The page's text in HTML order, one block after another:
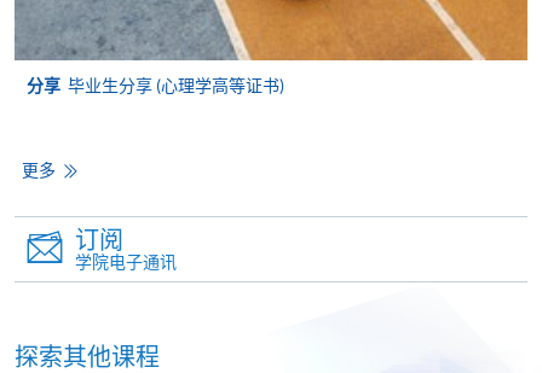
信用卡持有人。详情请向学院报名中心职员查询。
4. 网上缴费服务
网上使用「缴费灵」（不适用於手机）、VISA或
付方式之外，如就读学历颁授课程设有网上服务，学
员亦可以微信支付（Online WeChat Pay）、支付宝
分享 毕业生分享 (心理学高等证书)
更多
订阅
学院电子通讯
探索其他课程